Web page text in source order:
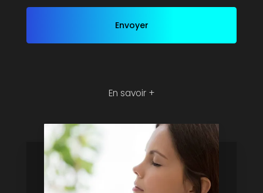
En savoir +